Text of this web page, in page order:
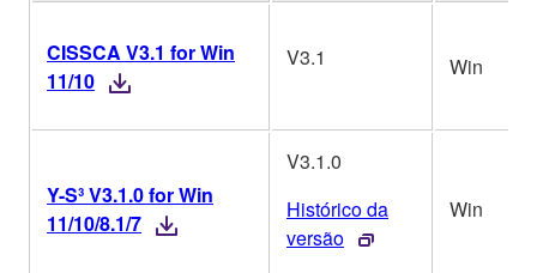
CISSCA V3.1 for Win
11/10
V3.1 Win
Y-S³ V3.1.0 for Win
11/10/8.1/7
V3.1.0
Histórico da
versão
Win